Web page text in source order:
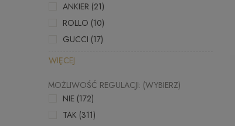
ANKIER (21)
ROLLO (10)
GUCCI (17)
WIĘCEJ
MOŻLIWOŚĆ REGULACJI: (WYBIERZ)
NIE (172)
TAK (311)